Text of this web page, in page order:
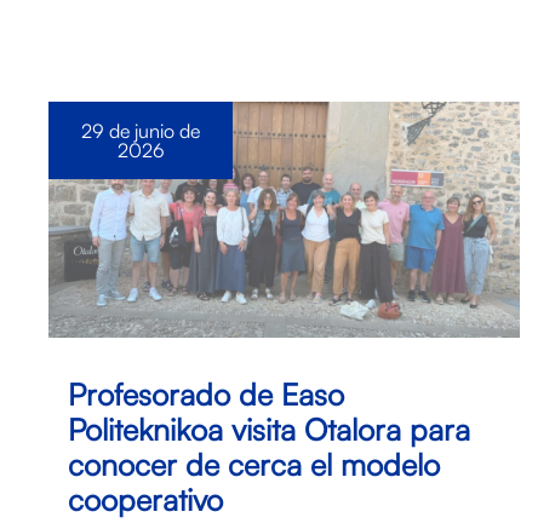
Profesorado de Easo
Politeknikoa visita Otalora para
conocer de cerca el modelo
cooperativo
29 de junio de
2026